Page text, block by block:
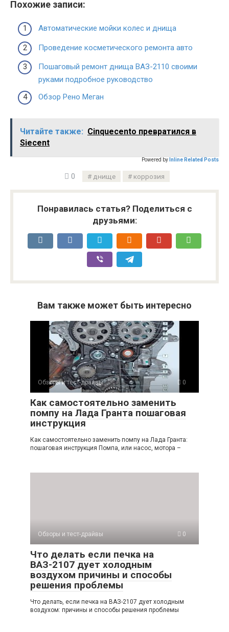
Похожие записи:
Автоматические мойки колес и днища
Проведение косметического ремонта авто
Пошаговый ремонт днища ВАЗ-2110 своими
руками подробное руководство
Обзор Рено Меган
Читайте также: Cinquecento превратился в
Siecent
Powered by Inline Related Posts
0 днище коррозия
Понравилась статья? Поделиться с
друзьями:
Вам также может быть интересно
Обзоры и тест-драйвы 0
Как самостоятельно заменить
помпу на Лада Гранта пошаговая
инструкция
Как самостоятельно заменить помпу на Лада Гранта:
пошаговая инструкция Помпа, или насос, мотора –
Обзоры и тест-драйвы 0
Что делать если печка на
ВАЗ-2107 дует холодным
воздухом причины и способы
решения проблемы
Что делать, если печка на ВАЗ-2107 дует холодным
воздухом: причины и способы решения проблемы